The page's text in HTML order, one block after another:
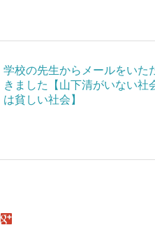
学校の先生からメールをいた
きました【山下清がいない社
は貧しい社会】